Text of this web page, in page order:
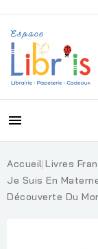

Accueil Livres
Je Suis En
Découverte Du